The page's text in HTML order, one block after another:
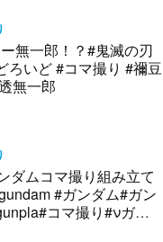
無一郎！？#鬼滅の刃
ろいど #コマ撮り #禰豆
無一郎
ダムコマ撮り組み立て
#ガンダム#ガン
コマ撮り#νガン
ャア#逆襲のシャア